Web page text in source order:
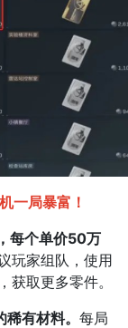
一局暴富！
每个单价50万
玩家组队，使用
获取更多零件。
有材料。 每局